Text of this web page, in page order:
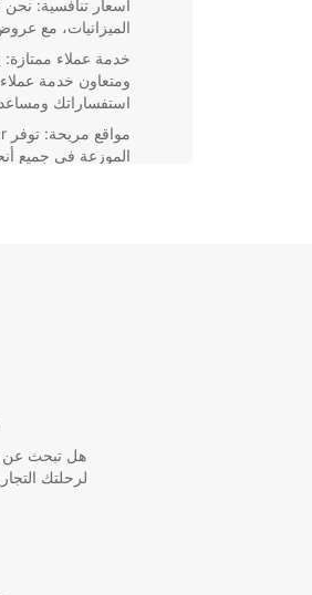
أسعار تنافسية:
الميزانيات، مع
خدمة عملاء ممتازة:
ومتعاون خدمة
استفساراتك
هل تبحث عن
لرحلتك